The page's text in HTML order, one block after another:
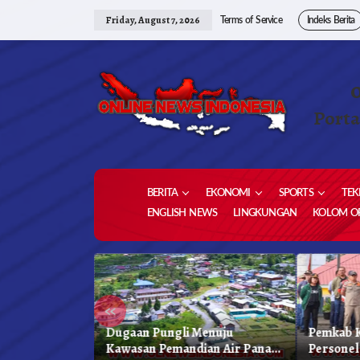
Friday, August 7, 2026 Terms of Service Indeks Berita
BERITA EKONOMI SPORTS
ENGLISH NEWS
LINGKUNGAN KOLOM
«
Dugaan Pungli Menuju
Kawasan Pemandian Air Panas
Pemkab